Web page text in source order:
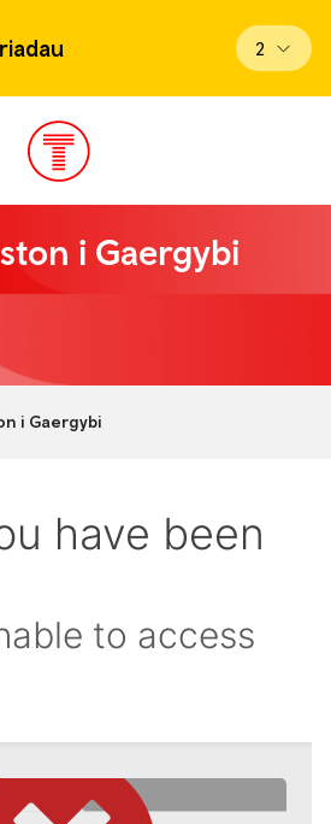
Gweld
2
i Gaergybi
i Gaergybi